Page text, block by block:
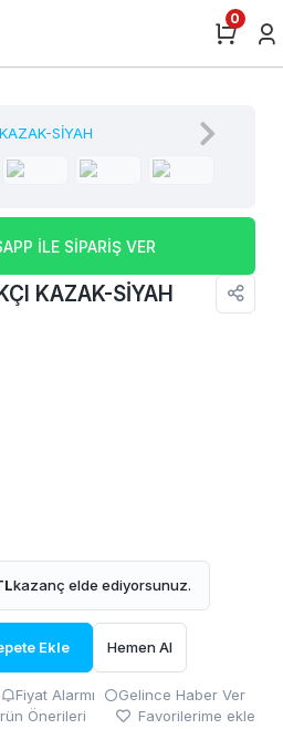
0
İLE SİPARİŞ VER
KAZAK-SİYAH
kazanç elde ediyorsunuz.
Ekle Hemen Al
Fiyat Alarmı
Gelince Haber Ver
Önerileri
Favorilerime ekle